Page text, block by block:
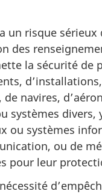
un risque sérieux
des
la sécurité de
de navires,
systèmes divers,
ou systèmes
ou de
pour leur